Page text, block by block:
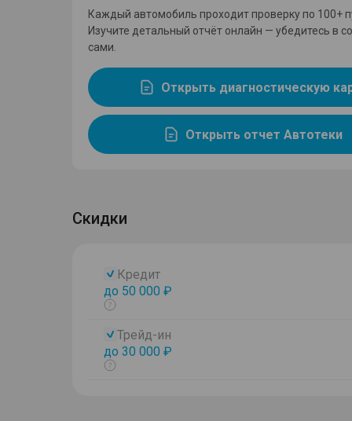
Каждый автомобиль проходит проверку по 100+
Изучите детальный отчёт онлайн — убедитесь в
сами.
Открыть диагностическую
Открыть отчет Автотеки
Скидки
Кредит
до 50 000 ₽
Показать
Трейд-ин
до 30 000 ₽
Показать